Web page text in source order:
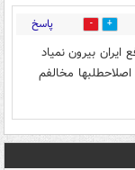
0 پاسخ
بیرون نمیاد
مخالفم